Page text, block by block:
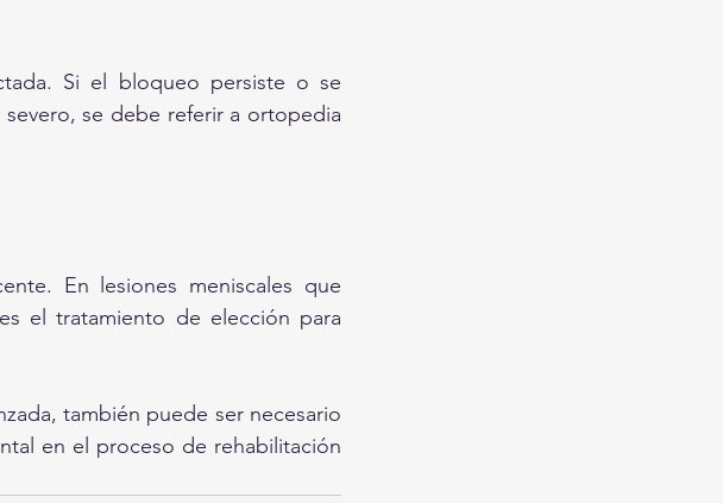
Si el bloqueo persiste o se
se debe referir a ortopedia
En lesiones meniscales que
el tratamiento de elección para
también puede ser necesario
en el proceso de rehabilitación